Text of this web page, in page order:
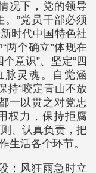
况下，党的领导
”党员干部必须
时代中国特色社
两个确立”体现在
意识”、坚定“四
脉灵魂。自觉涵
持“咬定青山不放
一以贯之对党忠
权力，保持拒腐
、认真负责，把
生活各个环节。
；风狂雨急时立